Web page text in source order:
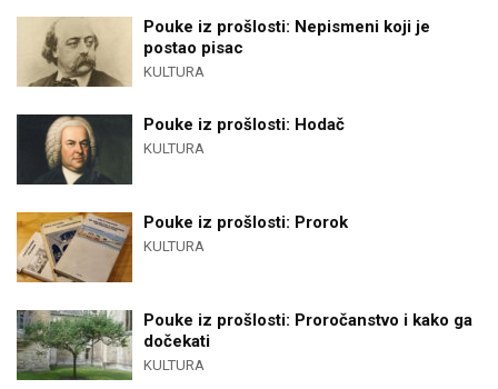
Pouke iz prošlosti: Nepismeni koji je
postao pisac
KULTURA
Pouke iz prošlosti: Hodač
KULTURA
Pouke iz prošlosti: Prorok
KULTURA
Pouke iz prošlosti: Proročanstvo i kako ga
dočekati
KULTURA